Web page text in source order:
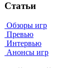
Статьи
Обзоры игр
Превью
Интервью
Анонсы игр